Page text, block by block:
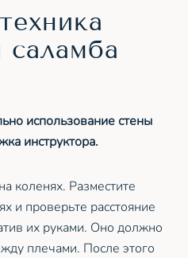
саламба
использование стены
инструктора.
коленях. Разместите
и проверьте расстояние
их руками. Оно должно
плечами. После этого